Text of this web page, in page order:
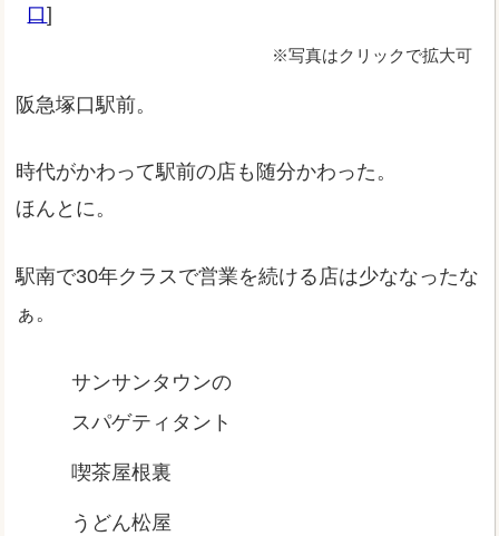
口]
※写真はクリックで拡大可
阪急塚口駅前。
時代がかわって駅前の店も随分かわった。
ほんとに。
駅南で30年クラスで営業を続ける店は少ななったな
ぁ。
サンサンタウンの
スパゲティタント
喫茶屋根裏
うどん松屋